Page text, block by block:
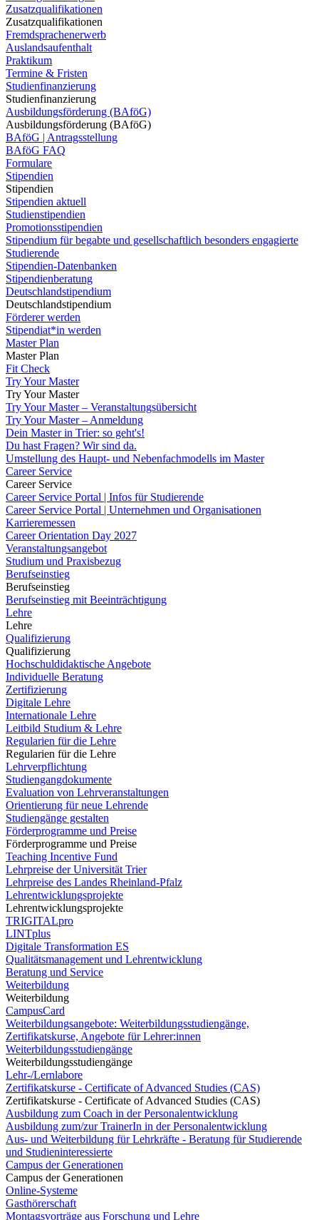
Zusatzqualifikationen
Zusatzqualifikationen
Fremdsprachenerwerb
Auslandsaufenthalt
Praktikum
Termine & Fristen
Studienfinanzierung
Studienfinanzierung
Ausbildungsförderung (BAföG)
Ausbildungsförderung (BAföG)
BAföG | Antragsstellung
BAföG FAQ
Formulare
Stipendien
Stipendien
Stipendien aktuell
Studienstipendien
Promotionsstipendien
Stipendium für begabte und gesellschaftlich besonders engagierte
Studierende
Stipendien-Datenbanken
Stipendienberatung
Deutschlandstipendium
Deutschlandstipendium
Förderer werden
Stipendiat*in werden
Master Plan
Master Plan
Fit Check
Try Your Master
Try Your Master
Try Your Master – Veranstaltungsübersicht
Try Your Master – Anmeldung
Dein Master in Trier: so geht's!
Du hast Fragen? Wir sind da.
Umstellung des Haupt- und Nebenfachmodells im Master
Career Service
Career Service
Career Service Portal | Infos für Studierende
Career Service Portal | Unternehmen und Organisationen
Karrieremessen
Career Orientation Day 2027
Veranstaltungsangebot
Studium und Praxisbezug
Berufseinstieg
Berufseinstieg
Berufseinstieg mit Beeinträchtigung
Lehre
Lehre
Qualifizierung
Qualifizierung
Hochschuldidaktische Angebote
Individuelle Beratung
Zertifizierung
Digitale Lehre
Internationale Lehre
Leitbild Studium & Lehre
Regularien für die Lehre
Regularien für die Lehre
Lehrverpflichtung
Studiengangdokumente
Evaluation von Lehrveranstaltungen
Orientierung für neue Lehrende
Studiengänge gestalten
Förderprogramme und Preise
Förderprogramme und Preise
Teaching Incentive Fund
Lehrpreise der Universität Trier
Lehrpreise des Landes Rheinland-Pfalz
Lehrentwicklungsprojekte
Lehrentwicklungsprojekte
TRIGITALpro
LINTplus
Digitale Transformation ES
Qualitätsmanagement und Lehrentwicklung
Beratung und Service
Weiterbildung
Weiterbildung
CampusCard
Weiterbildungsangebote: Weiterbildungsstudiengänge,
Zertifikatskurse, Angebote für Lehrer:innen
Weiterbildungsstudiengänge
Weiterbildungsstudiengänge
Lehr-/Lernlabore
Zertifikatskurse - Certificate of Advanced Studies (CAS)
Zertifikatskurse - Certificate of Advanced Studies (CAS)
Ausbildung zum Coach in der Personalentwicklung
Ausbildung zum/zur TrainerIn in der Personalentwicklung
Aus- und Weiterbildung für Lehrkräfte - Beratung für Studierende
und Studieninteressierte
Campus der Generationen
Campus der Generationen
Online-Systeme
Gasthörerschaft
Montagsvorträge aus Forschung und Lehre